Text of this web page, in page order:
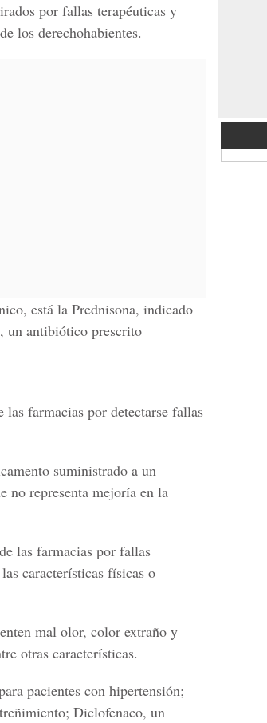
por fallas terapéuticas y
los derechohabientes.
está la Prednisona, indicado
un antibiótico prescrito
las farmacias por detectarse fallas
suministrado a un
no representa mejoría en la
las farmacias por fallas
características físicas o
mal olor, color extraño y
otras características.
pacientes con hipertensión;
Diclofenaco, un